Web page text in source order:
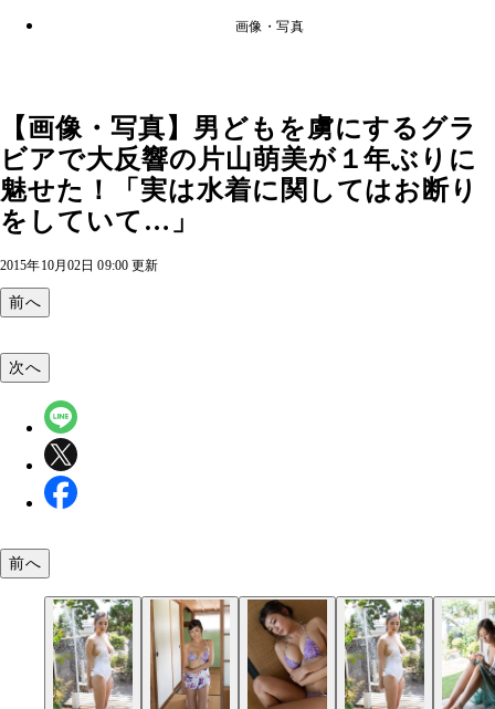
画像・写真
【画像・写真】男どもを虜にするグラ
ビアで大反響の片山萌美が１年ぶりに
魅せた！「実は水着に関してはお断り
をしていて…」
2015年10月02日 09:00 更新
前へ
次へ
前へ